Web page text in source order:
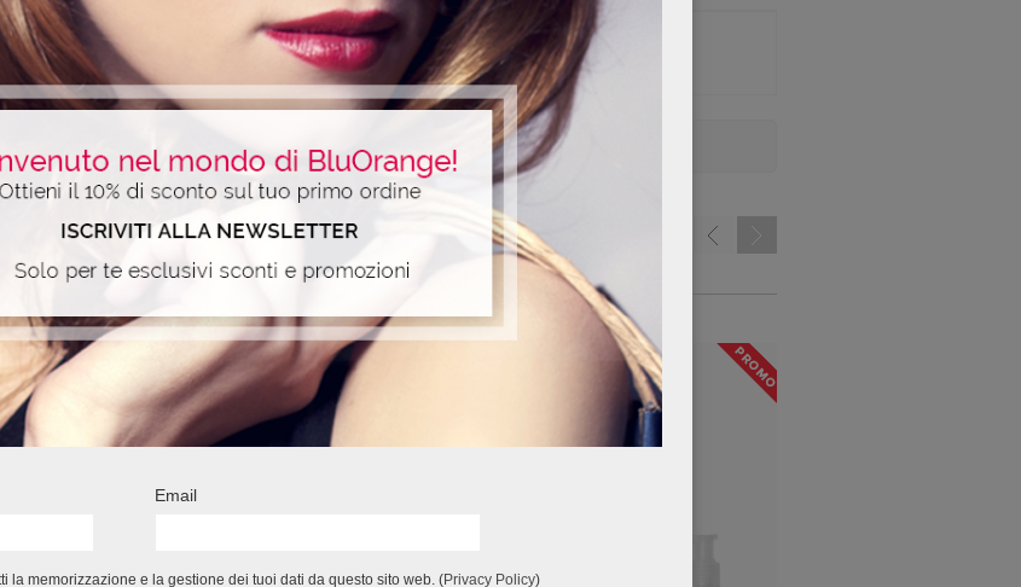
la stagione estiva grazie alla sua essenza ricca di note esotiche fiorite e fruttate.
Email
la memorizzazione e la gestione dei tuoi dati da questo sito web. (Privacy Policy)